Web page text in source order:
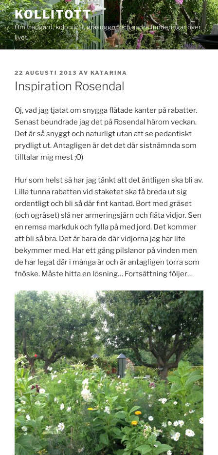
Hoppa
till
innehåll
KOLLITOTT
Om trädgård, kolonilott, gråsuggor och andra funderingar över
livet.
PUBLICERAT
22 AUGUSTI 2013 AV KATARINA
Inspiration Rosendal
Oj, vad jag tjatat om snygga flätade kanter på rabatter.
Senast beundrade jag det på Rosendal härom veckan.
Det är så snyggt och naturligt utan att se pedantiskt
prydligt ut. Antagligen är det det där sistnämnda som
tilltalar mig mest ;O)
Hur som helst så har jag tänkt att det äntligen ska bli av.
Lilla tunna rabatten vid staketet ska få breda ut sig
ordentligt och bli så där fint kantad. Bort med gräset
(och ogräset) slå ner armeringsjärn och fläta vidjor. Sen
en remsa markduk och fylla på med jord. Det kommer
att bli så bra. Det är bara de där vidjorna jag har lite
bekymmer med. Har ett gäng pilslanor på vinden men
de har legat där i många år och är antagligen torra som
fnöske. Måste hitta en lösning… Fortsättning följer…